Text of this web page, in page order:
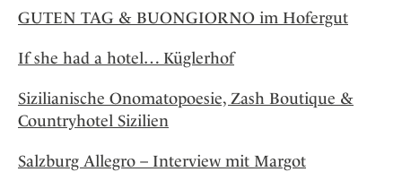
GUTEN TAG & BUONGIORNO im Hofergut
If she had a hotel… Küglerhof
Sizilianische Onomatopoesie, Zash Boutique &
Countryhotel Sizilien
Salzburg Allegro – Interview mit Margot